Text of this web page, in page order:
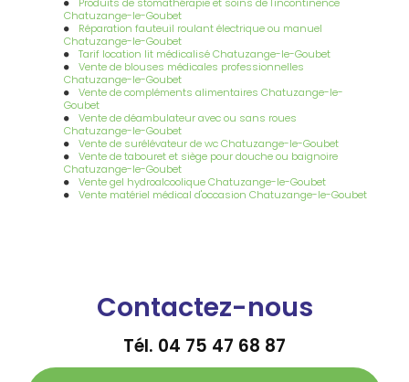
Chatuzange-le-Goubet
Réparation fauteuil roulant électrique ou manuel
Chatuzange-le-Goubet
Tarif location lit médicalisé Chatuzange-le-Goubet
Vente de blouses médicales professionnelles
Chatuzange-le-Goubet
Vente de compléments alimentaires Chatuzange-le-
Goubet
Vente de déambulateur avec ou sans roues
Chatuzange-le-Goubet
Vente de surélévateur de wc Chatuzange-le-Goubet
Vente de tabouret et siège pour douche ou baignoire
Chatuzange-le-Goubet
Vente gel hydroalcoolique Chatuzange-le-Goubet
Vente matériel médical d'occasion Chatuzange-le-Goubet
Contactez-nous
Tél. 04 75 47 68 87